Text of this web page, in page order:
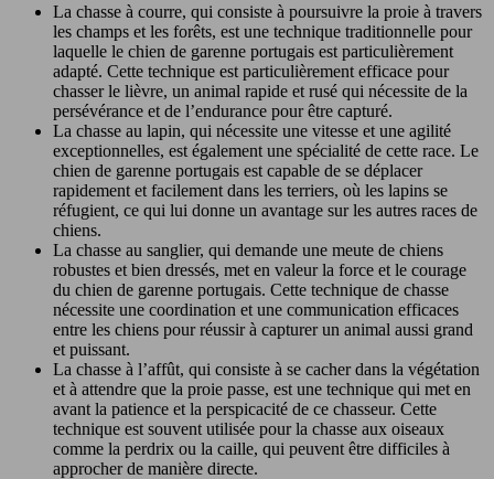
La chasse à courre, qui consiste à poursuivre la proie à travers
les champs et les forêts, est une technique traditionnelle pour
laquelle le chien de garenne portugais est particulièrement
adapté. Cette technique est particulièrement efficace pour
chasser le lièvre, un animal rapide et rusé qui nécessite de la
persévérance et de l’endurance pour être capturé.
La chasse au lapin, qui nécessite une vitesse et une agilité
exceptionnelles, est également une spécialité de cette race. Le
chien de garenne portugais est capable de se déplacer
rapidement et facilement dans les terriers, où les lapins se
réfugient, ce qui lui donne un avantage sur les autres races de
chiens.
La chasse au sanglier, qui demande une meute de chiens
robustes et bien dressés, met en valeur la force et le courage
du chien de garenne portugais. Cette technique de chasse
nécessite une coordination et une communication efficaces
entre les chiens pour réussir à capturer un animal aussi grand
et puissant.
La chasse à l’affût, qui consiste à se cacher dans la végétation
et à attendre que la proie passe, est une technique qui met en
avant la patience et la perspicacité de ce chasseur. Cette
technique est souvent utilisée pour la chasse aux oiseaux
comme la perdrix ou la caille, qui peuvent être difficiles à
approcher de manière directe.